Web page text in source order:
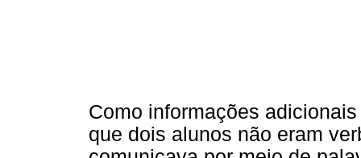
Como informações
que dois alunos não eram